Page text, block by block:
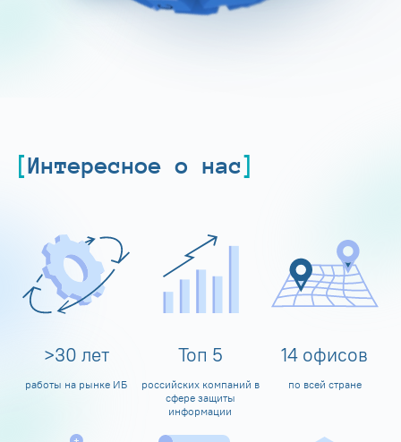
Интересное о нас
>30 лет
работы на рынке ИБ
Топ 5
российских компаний в
сфере защиты
информации
14 офисов
по всей стране